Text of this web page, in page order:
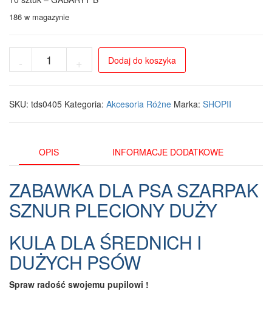
186 w magazynie
-
Szarpak
z
Dużych
33
cm
+ Dodaj do koszyka
SKU: tds0405 Kategoria: Akcesoria Różne Marka: SHOPII
OPIS INFORMACJE DODATKOWE
ZABAWKA DLA PSA SZARPAK
SZNUR PLECIONY DUŻY
KULA DLA ŚREDNICH I
DUŻYCH PSÓW
Spraw radość swojemu pupilowi !